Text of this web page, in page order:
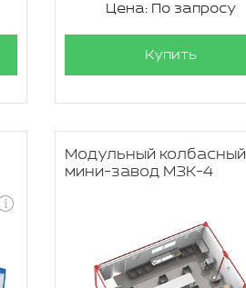
Цена: По запросу
Купить
Модульный колбасный
мини-завод МЗК-4